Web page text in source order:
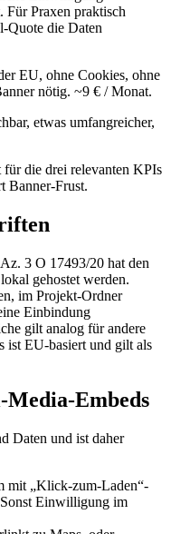
Praxen praktisch
Quote die Daten
EU, ohne Cookies, ohne
nötig. ~9 € / Monat.
etwas umfangreicher,
für die drei relevanten KPIs
Banner-Frust.
3 O 17493/20 hat den
gehostet werden.
im Projekt-Ordner
Einbindung
gilt analog für andere
ist EU-basiert und gilt als
Media-Embeds
Daten und ist daher
mit „Klick-zum-Laden“-
Einwilligung im